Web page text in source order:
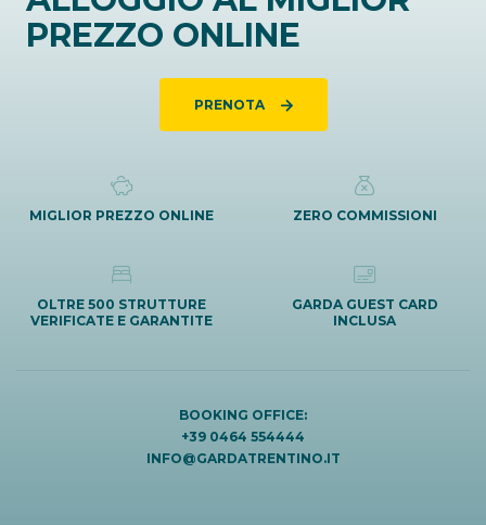
PREZZO ONLINE
PRENOTA
MIGLIOR PREZZO ONLINE ZERO COMMISSIONI
OLTRE 500 STRUTTURE
VERIFICATE E GARANTITE
GARDA GUEST CARD
INCLUSA
BOOKING OFFICE:
+39 0464 554444
INFO@GARDATRENTINO.IT